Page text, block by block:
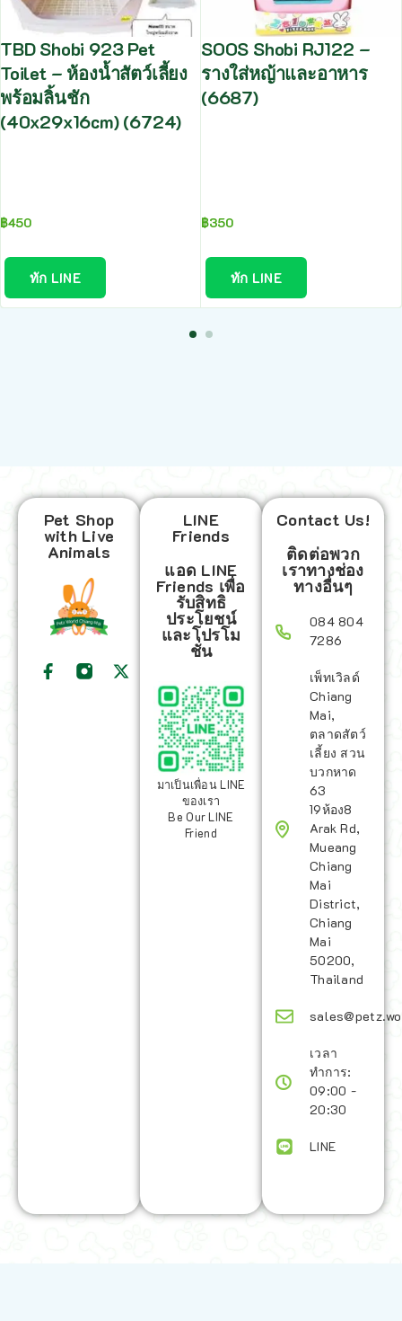
TBD Shobi 923 Pet
Toilet – ห้องน้ำสัตว์เลี้ยง
พร้อมลิ้นชัก
(40x29x16cm) (6724)
฿450
ทัก LINE
SOOS Shobi RJ122 –
รางใส่หญ้าและอาหาร
(6687)
฿350
ทัก LINE
Pet Shop
with Live
Animals
LINE
Friends
แอด LINE
Friends เพื่อ
รับสิทธิ
ประโยชน์
และโปรโม
ชั่น
มาเป็นเพื่อน LINE
ของเรา
Be Our LINE
Friend
Contact Us!
ติดต่อพวก
เราทางช่อง
ทางอื่นๆ
084 804
7286
เพ็ทเวิลด์
Chiang
Mai,
ตลาดสัตว์
เลี้ยง สวน
บวกหาด
63
19ห้อง8
Arak Rd,
Mueang
Chiang
Mai
District,
Chiang
Mai
50200,
Thailand
เวลา
ทำการ:
09:00 -
20:30
LINE